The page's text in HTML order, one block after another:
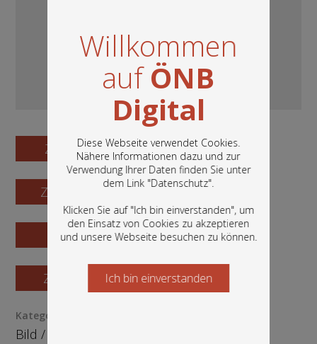
Willkommen
aufÖNB
Digital
Diese Webseite verwendet Cookies.
Nähere Informationen dazu und zur
Verwendung Ihrer Daten finden Sie unter
dem Link "Datenschutz".
Klicken Sie auf "Ich bin einverstanden", um
den Einsatz von Cookies zu akzeptieren
und unsere Webseite besuchen zu können.
In diesem Portal finden Sie die digitalen
Bestände der Österreichischen
Nationalbibliothek: Bücher, Fotografien,
Grafiken und vieles mehr.
Ich bin einverstanden
Starten Sie jetzt
Zum Digitalisat
Zum Katalogisat
Zur Vorschau
Zur Bestellung
Kategorie / Medientyp
Bild/